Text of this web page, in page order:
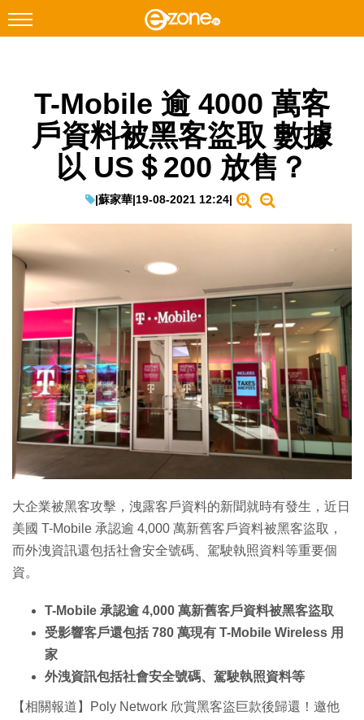
Facebook Instagram
科技焦點
教學評測
EduTech
生成式AI與雲端應用
Enterprise Digital Transformation
特集
T-Mobile 逾 4000 萬客
戶資料被黑客盜取 數據
以 US＄200 放售？
|蘇家華|19-08-2021 12:24|
大企業被黑客攻擊，洩露客戶資料的新聞就時有發生，近日
美國 T-Mobile 承認逾 4,000 萬新舊客戶資料被黑客盜取，
而外洩資訊還包括社會安全號碼、駕駛執照資料等重要個
資。
T-Mobile 承認逾 4,000 萬新舊客戶資料被黑客盜取
受影響客戶還包括 780 萬現有 T-Mobile Wireless 用
家
外洩資訊包括社會安全號碼、駕駛執照資料等
【相關報道】Poly Network 欣賞黑客盜巨款後歸還！邀他